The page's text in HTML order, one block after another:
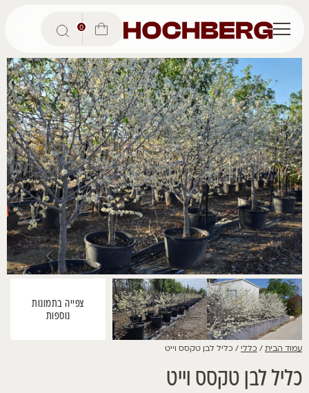
0
צפייה בתמונות
נוספות
עמוד הבית/כללי/ כליל לבן טקסס וייט
כליל לבן טקסס וייט